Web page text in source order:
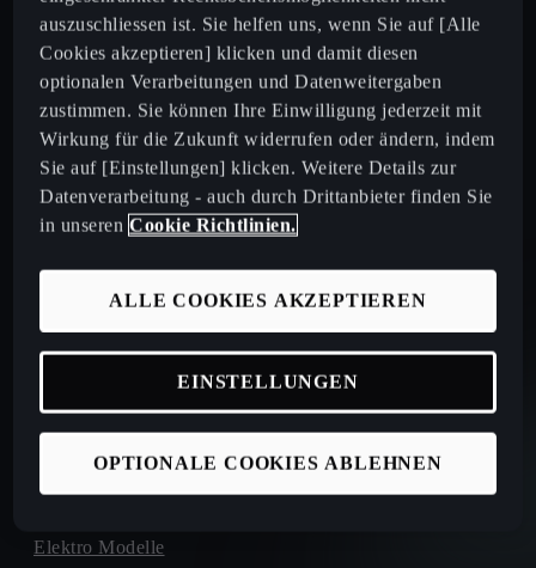
Konfigurator
Aktuelle Angbote
Sofort verfügbare Neuwagen
Sofort verfügbare Occasionen
CUPRA for Business
Elektro Modelle
auszuschliessen ist. Sie helfen uns, wenn Sie auf [Alle
Cookies akzeptieren] klicken und damit diesen
optionalen Verarbeitungen und Datenweitergaben
zustimmen. Sie können Ihre Einwilligung jederzeit mit
Wirkung für die Zukunft widerrufen oder ändern, indem
Sie auf [Einstellungen] klicken. Weitere Details zur
Datenverarbeitung - auch durch Drittanbieter finden Sie
in unseren Cookie Richtlinien.
OPTIONALE COOKIES ABLEHNEN
ALLE COOKIES AKZEPTIEREN
EINSTELLUNGEN